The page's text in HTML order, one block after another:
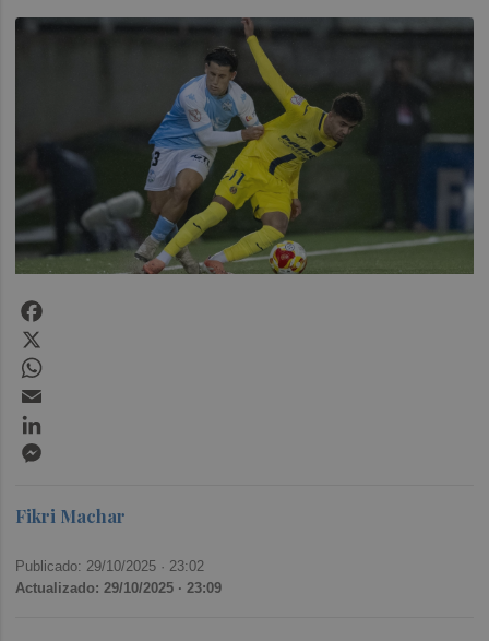
Fikri Machar
Publicado: 29/10/2025 · 23:02
Actualizado: 29/10/2025 · 23:09